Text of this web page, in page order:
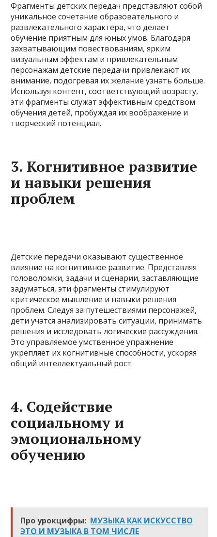
Фрагменты детских передач представляют собой
уникальное сочетание образовательного и
развлекательного характера, что делает
обучение приятным для юных умов. Благодаря
захватывающим повествованиям, ярким
визуальным эффектам и привлекательным
персонажам детские передачи привлекают их
внимание, подогревая их желание узнать больше.
Используя контент, соответствующий возрасту,
эти фрагменты служат эффективным средством
обучения детей, пробуждая их воображение и
творческий потенциал.
3. Когнитивное развитие
и навыки решения
проблем
Детские передачи оказывают существенное
влияние на когнитивное развитие. Представляя
головоломки, задачи и сценарии, заставляющие
задуматься, эти фрагменты стимулируют
критическое мышление и навыки решения
проблем. Следуя за путешествиями персонажей,
дети учатся анализировать ситуации, принимать
решения и исследовать логические рассуждения.
Это управляемое умственное упражнение
укрепляет их когнитивные способности, ускоряя
общий интеллектуальный рост.
4. Содействие
социальному и
эмоциональному
обучению
Про урокцифры: МУЗЫКА КАК ИСКУССТВО
ЭТО И МУЗЫКА В ТОМ ЧИСЛЕ